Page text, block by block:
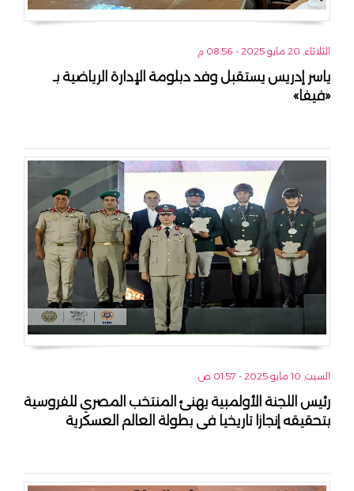
الثلاثاء, 20 مايو 2025 - 08:56 م
ياسر إدريس يستقبل وفد دبلومة الإدارة الرياضية بـ
«فيفا»
السبت, 10 مايو 2025 - 01:57 ص
رئيس اللجنة الأولمبية يهنئ المنتخب المصري للفروسية
بتحقيقه إنجازا تاريخيا فى بطولة العالم العسكرية